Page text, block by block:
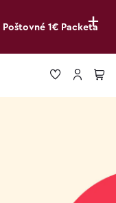
+
Poštovné 1€ Packeta